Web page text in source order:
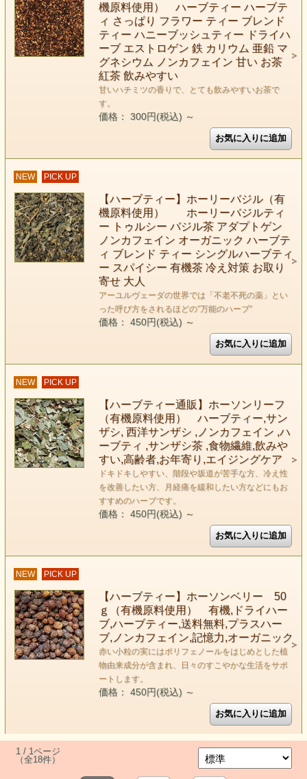
機原料使用） ハーブティー ハーブテ
ィ さっぱり フラワー ティー ブレンド
ティー ハニーブッシュティー ドライハ
ーブ エストロゲン 鉄 カリウム 亜鉛 マ
グネシウム ノンカフェイン 甘い お茶
紅茶 飲みやすい
甘いハチミツの香りで、とても飲みやすいお茶で
す。
価格： 300円(税込) ～
NEW PICK UP
【ハーブティー】ホーリーバジル（有
機原料使用） ホーリーバジルティ
ー トゥルシー バジル茶 アダプトゲン
ノンカフェイン オーガニック ハーブテ
ィ ブレンド ティー シングルハーブティ
ー スパイシー 有機茶 冷え対策 お取り
寄せ 大人
アーユルヴェーダの世界では「不老不死の薬」とい
った呼び方をされるほどの”万能のハーブ”
価格： 450円(税込) ～
NEW PICK UP
【ハーブティー通販】ホーソンリーフ
（有機原料使用） ハーブティー,サン
ザシ, 西洋サンザシ ,ノンカフェイン ,ハ
ーブティ ,サンザシ茶 ,食物繊維,飲みや
すい,高齢者,お年寄り,エイジングケア
ドキドキしやすい、階段や坂道が苦手な方、冷え性
を改善したい方、月経痛を緩和したい方などにもお
すすめのハーブです。
価格： 450円(税込) ～
NEW PICK UP
【ハーブティー】ホーソンベリー 50
ｇ（有機原料使用） 有機,ドライハー
ブ,ハーブティー,送料無料,プラスハー
ブ,ノンカフェイン,記憶力,オーガニック
赤い小粒の実にはポリフェノールをはじめとした植
物由来成分が含まれ、日々のすこやかな生活をサポ
ートします。
価格： 450円(税込) ～
1 / 1ページ
（全18件）